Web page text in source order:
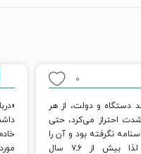
۰
دستگاه و دولت، از هر
احتراز می‌کرد، حتی
نگرفته بود و آن را
ارمغان رضاشاه می‌دانست، لذا بیش از ۶ـ۷ سال